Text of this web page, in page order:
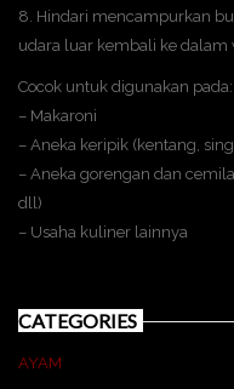
8. Hindari mencampurkan
udara luar kembali ke dalam
Cocok untuk digunakan pada:
– Makaroni
– Aneka keripik (kentang,
– Aneka gorengan dan
dll)
– Usaha kuliner lainnya
CATEGORIES
AYAM